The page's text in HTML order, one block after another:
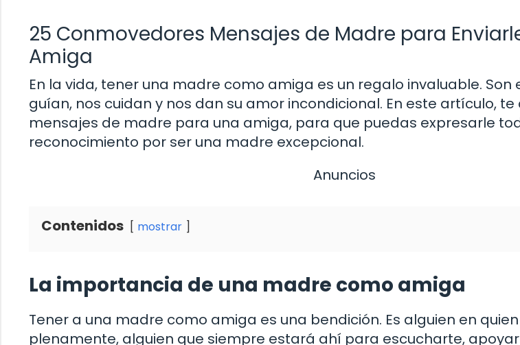
25 Conmovedores Mensajes de Madre para
Amiga
En la vida, tener una madre como amiga es un regalo invaluable. Son
guían, nos cuidan y nos dan su amor incondicional. En este artículo,
mensajes de madre para una amiga, para que puedas expresarle
reconocimiento por ser una madre excepcional.
Anuncios
Contenidos mostrar
La importancia de una madre como amiga
Tener a una madre como amiga es una bendición. Es alguien en
plenamente, alguien que siempre estará ahí para escucharte,